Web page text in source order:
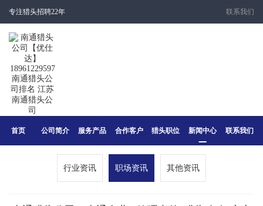
专注猎头招聘22年 联系我们
首页 公司简介 服务产品 合作客户 猎头职位 新闻中心 联系我们
行业资讯 职场资讯 其他资讯